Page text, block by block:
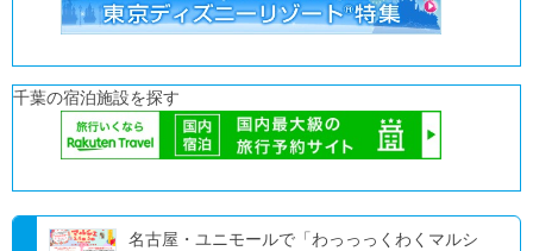
千葉の宿泊施設を探す
名古屋・ユニモールで「わっっっくわくマルシ